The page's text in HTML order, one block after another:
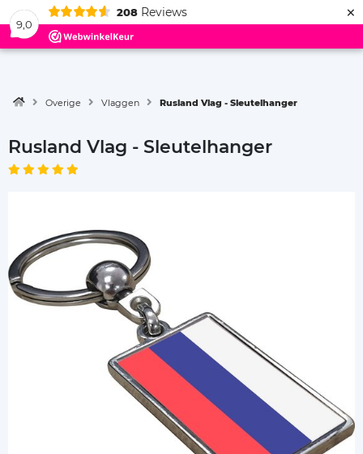
9,0
208 Reviews ×
Menu
Overige Vlaggen Rusland Vlag - Sleutelhanger
Rusland Vlag - Sleutelhanger